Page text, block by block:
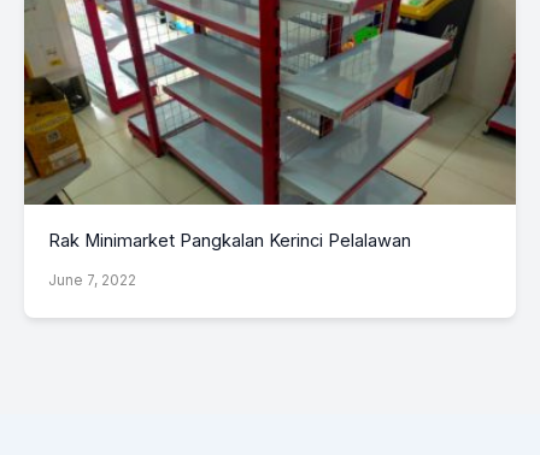
Rak Minimarket Pangkalan Kerinci Pelalawan
June 7, 2022